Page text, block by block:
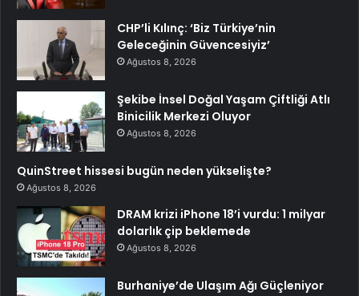
CHP’li Kılınç: ‘Biz Türkiye’nin
Geleceğinin Güvencesiyiz’
Ağustos 8, 2026
Şekibe İnsel Doğal Yaşam Çiftliği Atlı
Binicilik Merkezi Oluyor
Ağustos 8, 2026
QuinStreet hissesi bugün neden yükselişte?
Ağustos 8, 2026
DRAM krizi iPhone 18’i vurdu: 1 milyar
dolarlık çip beklemede
Ağustos 8, 2026
Burhaniye’de Ulaşım Ağı Güçleniyor